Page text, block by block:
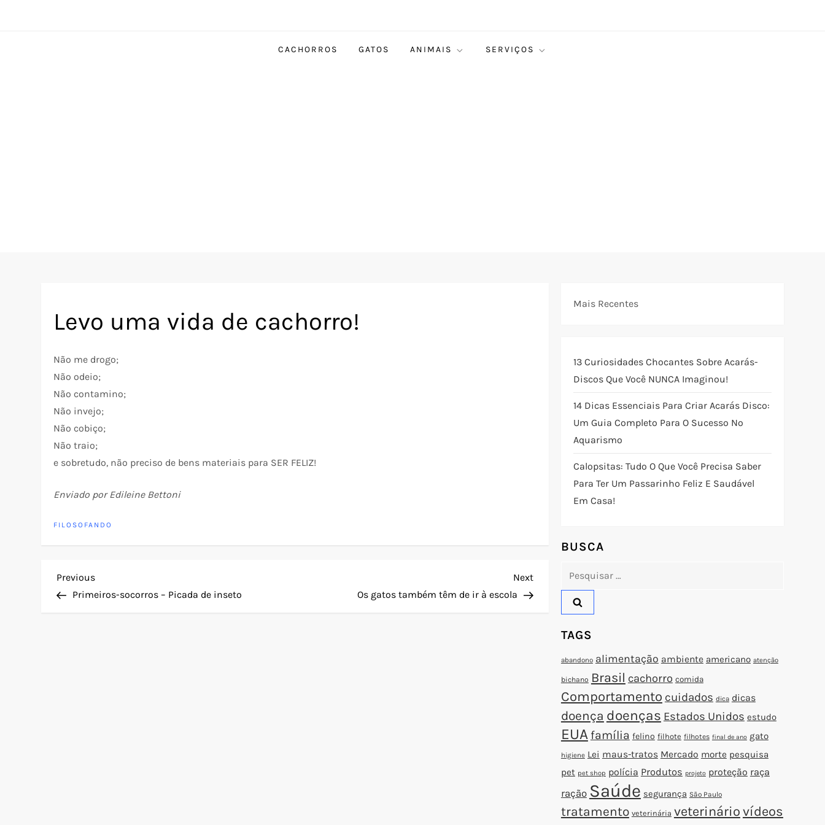
CACHORROS GATOS ANIMAIS SERVIÇOS
Levo uma vida de cachorro!
Não me drogo;
Não odeio;
Não contamino;
Não invejo;
Não cobiço;
Não traio;
e sobretudo, não preciso de bens materiais para SER FELIZ!
Enviado por Edileine Bettoni
FILOSOFANDO
N
Previous
Post
Previous
Primeiros-socorros – Picada de inseto
Next
Post
Next
Os gatos também têm de ir à escola
Mais Recentes
13 Curiosidades Chocantes Sobre Acarás-
Discos Que Você NUNCA Imaginou!
14 Dicas Essenciais Para Criar Acarás Disco:
Um Guia Completo Para O Sucesso No
Aquarismo
Calopsitas: Tudo O Que Você Precisa Saber
Para Ter Um Passarinho Feliz E Saudável
Em Casa!
BUSCA
Pesquisar
TAGS
abandono alimentação ambiente americano atenção
bichano Brasil cachorro comida
Comportamento cuidados dica dicas
doença doenças Estados Unidos estudo
EUA família felino filhote filhotes final de ano gato
higiene Lei maus-tratos Mercado morte pesquisa
pet pet shop polícia Produtos projeto proteção raça
ração Saúde segurança São Paulo
tratamento veterinária veterináriovídeos